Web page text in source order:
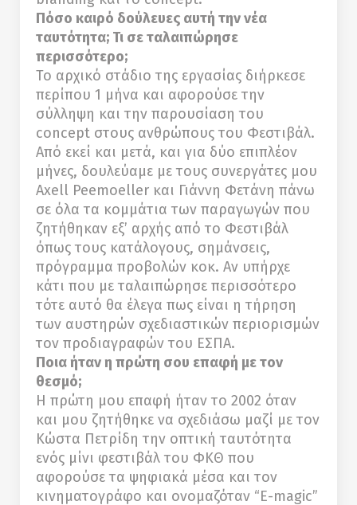
Πόσο καιρό δούλευες αυτή την νέα
ταυτότητα; Τι σε ταλαιπώρησε
περισσότερο;
Το αρχικό στάδιο της εργασίας διήρκεσε
περίπου 1 μήνα και αφορούσε την
σύλληψη και την παρουσίαση του
concept στους ανθρώπους του Φεστιβάλ.
Από εκεί και μετά, και για δύο επιπλέον
μήνες, δουλεύαμε με τους συνεργάτες μου
Axell Peemoeller και Γιάννη Φετάνη πάνω
σε όλα τα κομμάτια των παραγωγών που
ζητήθηκαν εξ’ αρχής από το Φεστιβάλ
όπως τους κατάλογους, σημάνσεις,
πρόγραμμα προβολών κοκ. Αν υπήρχε
κάτι που με ταλαιπώρησε περισσότερο
τότε αυτό θα έλεγα πως είναι η τήρηση
των αυστηρών σχεδιαστικών περιορισμών
τον προδιαγραφών του ΕΣΠΑ.
Ποια ήταν η πρώτη σου επαφή με τον
θεσμό;
Η πρώτη μου επαφή ήταν το 2002 όταν
και μου ζητήθηκε να σχεδιάσω μαζί με τον
Κώστα Πετρίδη την οπτική ταυτότητα
ενός μίνι φεστιβάλ του ΦΚΘ που
αφορούσε τα ψηφιακά μέσα και τον
κινηματογράφο και ονομαζόταν “E-magic”